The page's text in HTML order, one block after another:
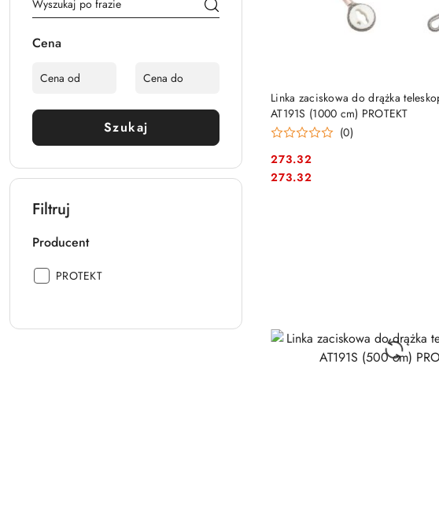
Cena
Szukaj
Filtruj
Producent
Producent:
PROTEKT
Linka zaciskowa do drążka
AT191S (1000 cm) PROTEKT
(0)
Cena:
273.32
Cena:
273.32
DO KOSZYKA